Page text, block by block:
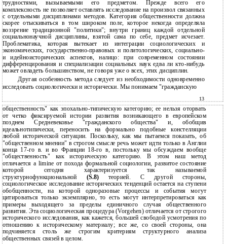
трудностями, вызываемыми его предметом. Прежде всего его
комплексность не позволяет оставлять исследование на произвол связанных
с отдельными дисциплинами методов. Категория общественности должна
скорее отыскиваться в том широком поле, которое некогда определяла
воззрение традиционной "политики"; внутри границ каждой отдельной
социальнонаучной дисциплины, взятой сама по себе, предмет исчезает.
Проблематика, которая вытекает из интеграции социологических и
экономических, государственно-правовых и политологических, социально-
и идейноисторических аспектов, налицо: при современном состоянии
дифференцирования и специализации социальных наук едва ли кто-нибудь
может овладеть большинством, не говоря уже о всех, этих дисциплин.
Другая особенность метода следует из необходимости одновременно
исследовать социологически и исторически. Мы понимаем "гражданскую
13
общественность" как эпохально-типическую категорию; ее нельзя оторвать
от четко фиксируемой истории развития возникающего в европейском
позднем Средневековье "гражданского общества" и, обобщив
идеальнотипически, переносить на формально подобные констелляции
любой исторической ситуации. Поскольку, как мы пытаемся показать, об
"общественном мнении" в строгом смысле речь может идти только в Англии
конца 17-го в. и во Франции 18-го в, постольку мы обсуждаем вообще
"общественность" как историческую категорию. В этом наш метод
отличается a limine от похода формальной социологии, развитое состояние
которой сегодня характеризуется так называемой
структурнофункциональной (S.8) теорией. С другой стороны,
социологическое исследование исторических тенденций остается на ступени
обобщенности, на которой одноразовые процессы и события могут
цитироваться только экземплярно, то есть могут интерпретироваться как
примеры выходящего за пределы единичного случая общественного
развития. Эта социологическая процедура (Vorgehen) отличается от строгого
исторического исследования, как кажется, большей свободой усмотрения по
отношению к историческому материалу; все же, со своей стороны, она
подчиняется столь же строгим критериям структурного анализа
общественных связей в целом.